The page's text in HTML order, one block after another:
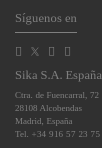
Síguenos en
Sika S.A. España
Ctra. de Fuencarral, 72
28108 Alcobendas
Madrid, España
Tel. +34 916 57 23 75